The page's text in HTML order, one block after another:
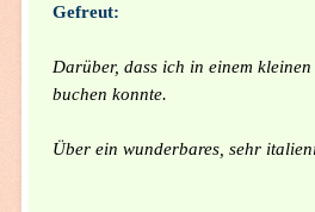
Gefreut:
Darüber, dass ich in einem
buchen konnte.
Über ein wunderbares, sehr